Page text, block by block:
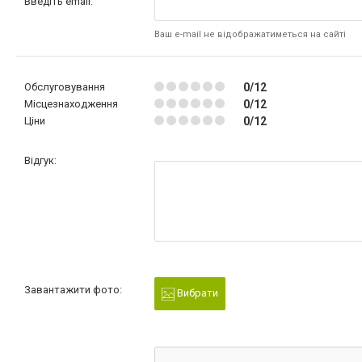
Ваш e-mail не відображатиметься на сайті
Обслуговування 0/12
Місцезнаходження 0/12
Ціни 0/12
Відгук:
Завантажити фото: Вибрати